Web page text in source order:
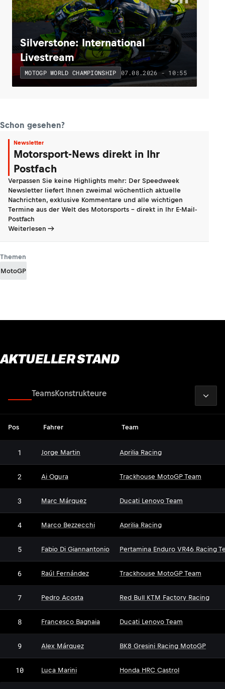
Silverstone: International
Livestream
MOTOGP WORLD CHAMPIONSHIP 07.08.2026 - 10:55
Schon gesehen?
Newsletter
Motorsport-News direkt in Ihr
Postfach
Verpassen Sie keine Highlights mehr: Der Speedweek
Newsletter liefert Ihnen zweimal wöchentlich aktuelle
Nachrichten, exklusive Kommentare und alle wichtigen
Termine aus der Welt des Motorsports - direkt in Ihr E-Mail-
Postfach
Weiterlesen
Themen
MotoGP
AKTUELLER STAND
TeamsKonstrukteure
Pos Fahrer Team
1 Jorge Martin Aprilia Racing
2 Ai Ogura Trackhouse MotoGP Team
3 Marc Márquez Ducati Lenovo Team
4 Marco Bezzecchi Aprilia Racing
5 Fabio Di Giannantonio Pertamina Enduro VR46 Racing
6 Raúl Fernández Trackhouse MotoGP Team
7 Pedro Acosta Red Bull KTM Factory Racing
8 Francesco Bagnaia Ducati Lenovo Team
9 Alex Márquez BK8 Gresini Racing MotoGP
10 Luca Marini Honda HRC Castrol